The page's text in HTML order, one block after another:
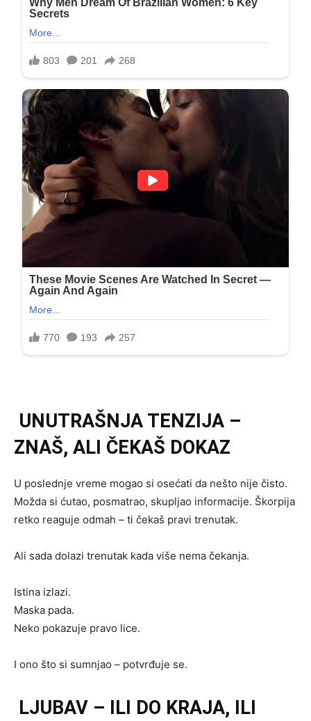
UNUTRAŠNJA TENZIJA –
ZNAŠ, ALI ČEKAŠ DOKAZ
U poslednje vreme mogao si osećati da nešto nije čisto.
Možda si ćutao, posmatrao, skupljao informacije. Škorpija
retko reaguje odmah – ti čekaš pravi trenutak.
Ali sada dolazi trenutak kada više nema čekanja.
Istina izlazi.
Maska pada.
Neko pokazuje pravo lice.
I ono što si sumnjao – potvrđuje se.
LJUBAV – ILI DO KRAJA, ILI